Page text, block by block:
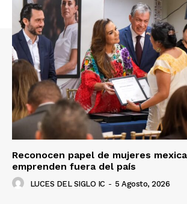
Reconocen papel de mujeres
emprenden fuera del país
LUCES DEL SIGLO IC - 5 Agosto, 2026